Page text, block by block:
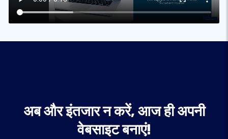
अब और इंतजार न करें, आज ही अपनी
वेबसाइट बनाएं!